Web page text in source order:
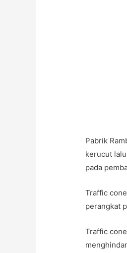
Pabrik
kerucut
pada
Traffic
perangkat
Traffic